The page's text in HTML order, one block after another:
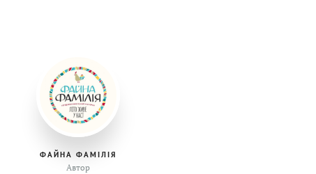
ФАЙНА ФАМІЛІЯ
Автор